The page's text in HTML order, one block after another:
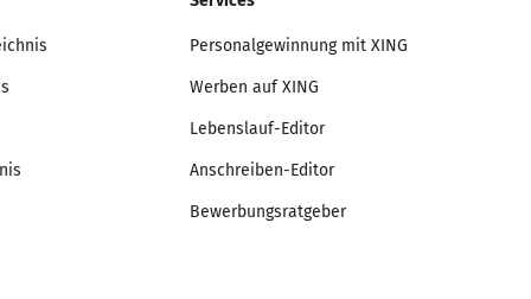
Personalgewinnung mit XING
Werben auf XING
Lebenslauf-Editor
Anschreiben-Editor
Bewerbungsratgeber